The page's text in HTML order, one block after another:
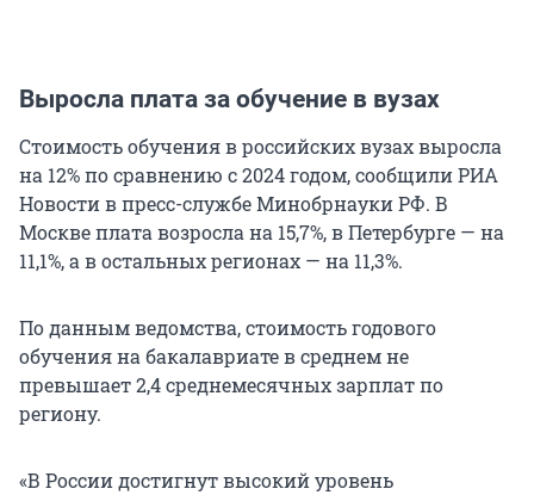
Выросла плата за обучение в вузах
Стоимость обучения в российских вузах выросла
на 12% по сравнению с 2024 годом, сообщили РИА
Новости в пресс-службе Минобрнауки РФ. В
Москве плата возросла на 15,7%, в Петербурге — на
11,1%, а в остальных регионах — на 11,3%.
По данным ведомства, стоимость годового
обучения на бакалавриате в среднем не
превышает 2,4 среднемесячных зарплат по
региону.
«В России достигнут высокий уровень